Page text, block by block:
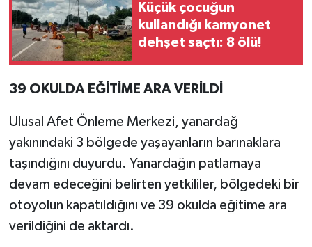
Küçük çocuğun
kullandığı kamyonet
dehşet saçtı: 8 ölü!
39 OKULDA EĞİTİME ARA VERİLDİ
Ulusal Afet Önleme Merkezi, yanardağ
yakınındaki 3 bölgede yaşayanların barınaklara
taşındığını duyurdu. Yanardağın patlamaya
devam edeceğini belirten yetkililer, bölgedeki bir
otoyolun kapatıldığını ve 39 okulda eğitime ara
verildiğini de aktardı.